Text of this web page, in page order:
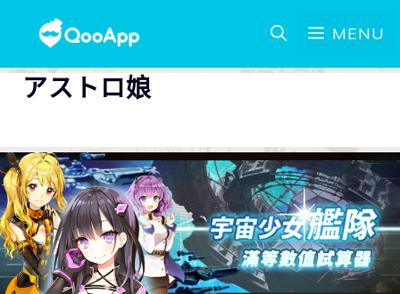
MENU
アストロ娘